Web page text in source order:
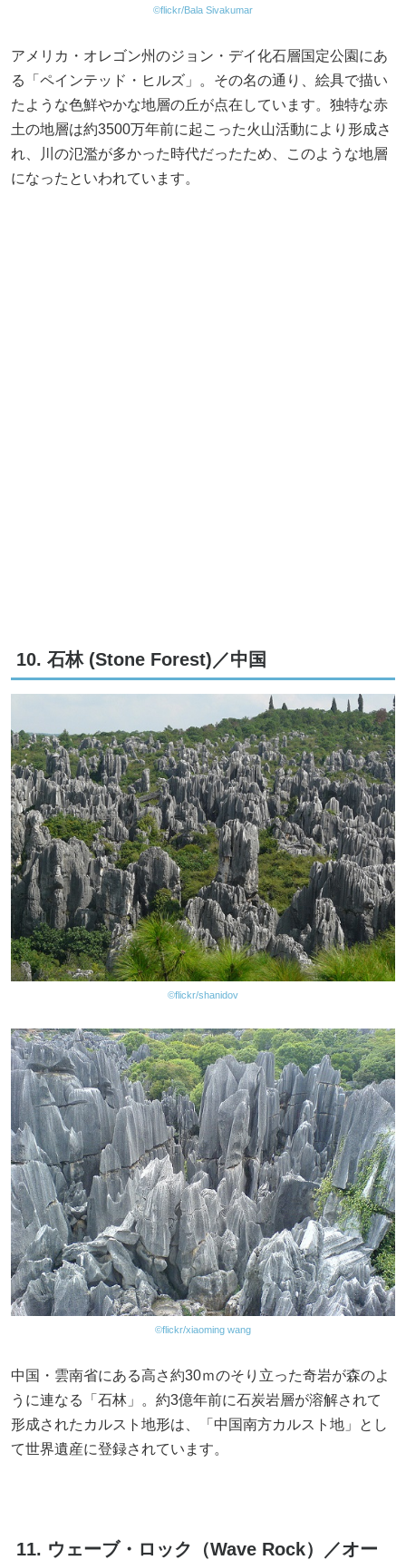
©flickr/Bala Sivakumar
アメリカ・オレゴン州のジョン・デイ化石層国定公園にあ
る「ペインテッド・ヒルズ」。その名の通り、絵具で描い
たような色鮮やかな地層の丘が点在しています。独特な赤
土の地層は約3500万年前に起こった火山活動により形成さ
れ、川の氾濫が多かった時代だったため、このような地層
になったといわれています。
10. 石林 (Stone Forest)／中国
©flickr/shanidov
©flickr/xiaoming wang
中国・雲南省にある高さ約30ｍのそり立った奇岩が森のよ
うに連なる「石林」。約3億年前に石炭岩層が溶解されて
形成されたカルスト地形は、「中国南方カルスト地」とし
て世界遺産に登録されています。
11. ウェーブ・ロック（Wave Rock）／オー